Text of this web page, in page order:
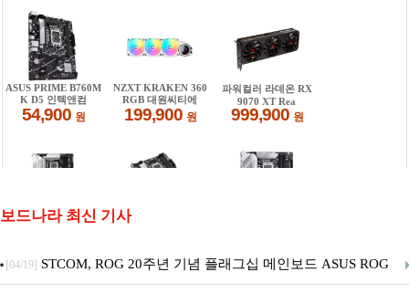
보드나라 최신 기사
[04/19] STCOM, ROG 20주년 기념 플래그십 메인보드 ASUS ROG